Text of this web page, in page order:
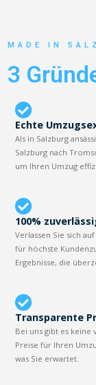
MADE IN
3
Echte
Als in Salzburg
Salzburg nach
um Ihren Umzug
100%
Verlassen Sie sich
für höchste
Ergebnisse, die
Transparente
Bei uns gibt es
Preise für Ihren
was Sie erwartet.